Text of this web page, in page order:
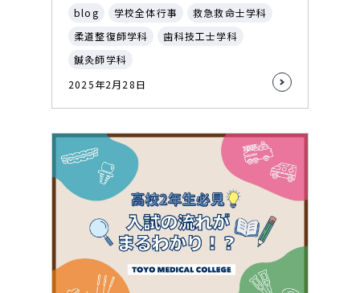
blog 学校全体行事
救急救命士学科
柔道整復師学科
歯科技工士学科
鍼灸師学科
2025年2月28日